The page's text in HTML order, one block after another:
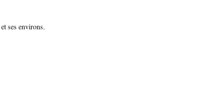
et ses environs.